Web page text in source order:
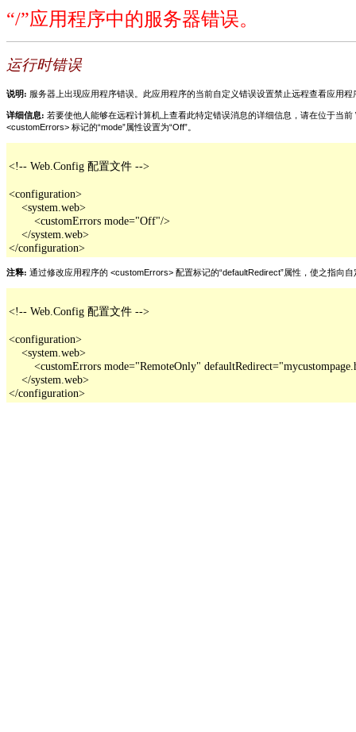
“/”应用程序中的服务器错误。
运行时错误
说明: 服务器上出现应用程序错误。此应用程序的当前自定义错误设置禁止远程查看应用
详细信息: 若要使他人能够在远程计算机上查看此特定错误消息的详细信息，请在位于当
<customErrors> 标记的“mode”属性设置为“Off”。
<!-- Web.Config 配置文件 -->
<configuration>
    <system.web>
        <customErrors mode="Off"/>
    </system.web>
</configuration>
注释: 通过修改应用程序的 <customErrors> 配置标记的“defaultRedirect”属性，使之指向
<!-- Web.Config 配置文件 -->
<configuration>
    <system.web>
<customErrors mode="RemoteOnly"
    </system.web>
</configuration>